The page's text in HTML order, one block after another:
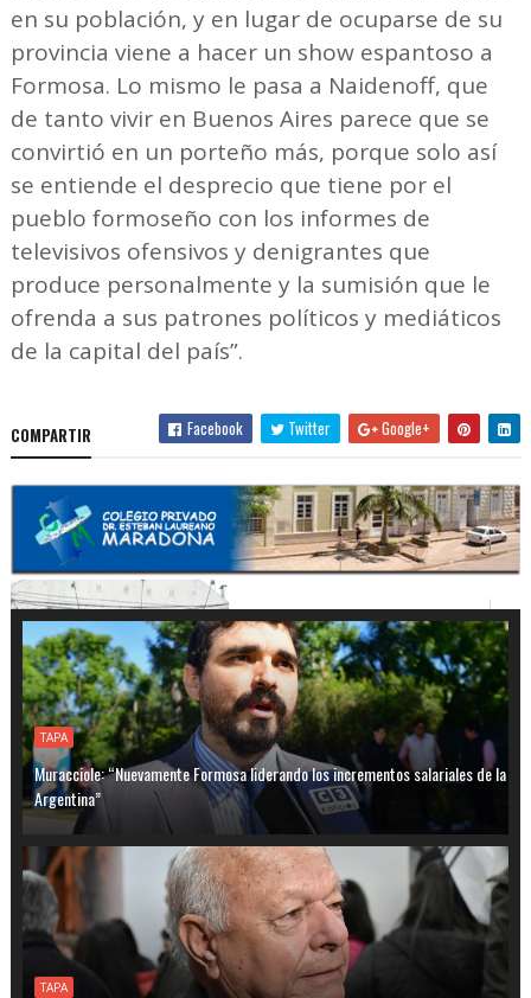
en su población, y en lugar de ocuparse de su
provincia viene a hacer un show espantoso a
Formosa. Lo mismo le pasa a Naidenoff, que
de tanto vivir en Buenos Aires parece que se
convirtió en un porteño más, porque solo así
se entiende el desprecio que tiene por el
pueblo formoseño con los informes de
televisivos ofensivos y denigrantes que
produce personalmente y la sumisión que le
ofrenda a sus patrones políticos y mediáticos
de la capital del país”.
COMPARTIR Facebook Twitter Google+
TAPA
Muracciole: “Nuevamente Formosa liderando los incrementos salariales de la
Argentina”
TAPA